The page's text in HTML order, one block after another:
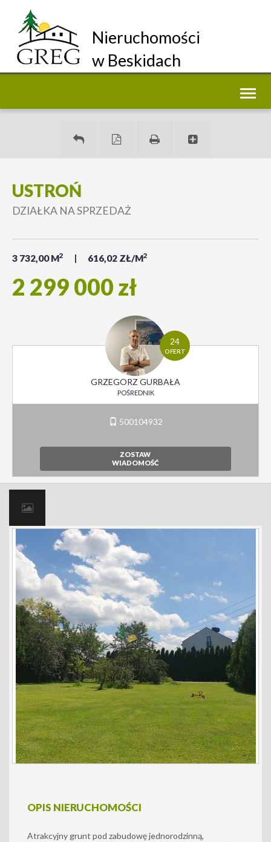
Nieruchomości
w Beskidach
USTROŃ
DZIAŁKA NA SPRZEDAŻ
3 732,00 M2 616,02 ZŁ/M2
2 299 000 zł
24
OFERT
GRZEGORZ GURBAŁA
POŚREDNIK
500104932
ZOSTAW
WIADOMOŚĆ
OPIS NIERUCHOMOŚCI
Atrakcyjny grunt pod zabudowę jednorodzinną,